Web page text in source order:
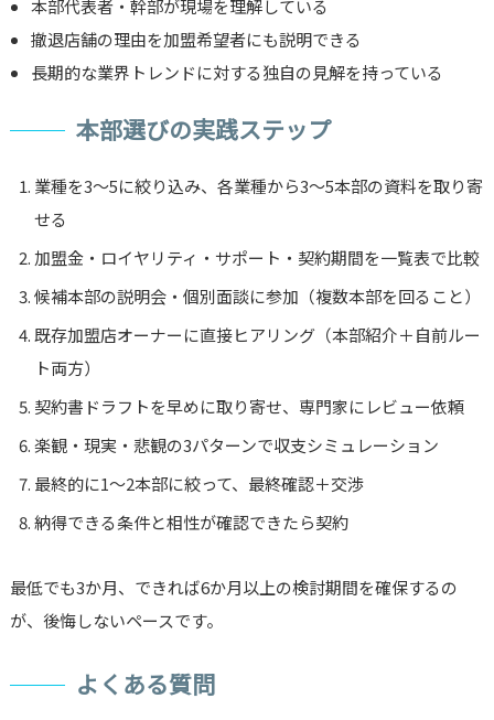
本部代表者・幹部が現場を理解している
撤退店舗の理由を加盟希望者にも説明できる
長期的な業界トレンドに対する独自の見解を持っている
本部選びの実践ステップ
業種を3〜5に絞り込み、各業種から3〜5本部の資料を取り寄
せる
加盟金・ロイヤリティ・サポート・契約期間を一覧表で比較
候補本部の説明会・個別面談に参加（複数本部を回ること）
既存加盟店オーナーに直接ヒアリング（本部紹介＋自前ルー
ト両方）
契約書ドラフトを早めに取り寄せ、専門家にレビュー依頼
楽観・現実・悲観の3パターンで収支シミュレーション
最終的に1〜2本部に絞って、最終確認＋交渉
納得できる条件と相性が確認できたら契約
最低でも3か月、できれば6か月以上の検討期間を確保するの
が、後悔しないペースです。
よくある質問